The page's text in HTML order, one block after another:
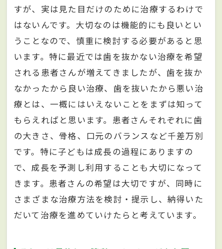
すが、実は見た目だけのために治療するわけで
はないんです。大切なのは機能的にも良いとい
うことなので、慎重に検討する必要があると思
います。特に最近では歯を抜かない治療を希望
される患者さんが増えてきましたが、歯を抜か
なかったから良い治療、歯を抜いたから悪い治
療とは、一概にはいえないことをまずは知って
もらえればと思います。患者さんそれぞれに歯
の大きさ、骨格、口元のバランスなど千差万別
です。特に子どもは成長の過程にありますの
で、成長を予測し利用することも大切になって
きます。患者さんの希望は大切ですが、同時に
さまざまな治療方法を検討・提示し、納得いた
だいて治療を進めていけたらと考えています。